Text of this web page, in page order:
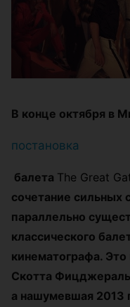
В конце октября в
постановка
балета The Great
сочетание сильных
параллельно
классического
кинематографа. Это
Скотта
а нашумевшая 2013